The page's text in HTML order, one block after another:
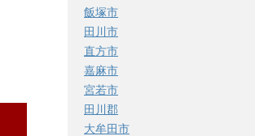
飯塚市
田川市
直方市
嘉麻市
宮若市
田川郡
大牟田市